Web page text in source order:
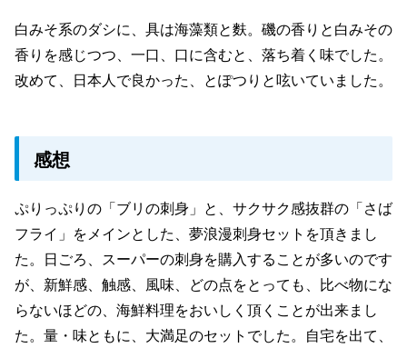
白みそ系のダシに、具は海藻類と麩。磯の香りと白みその
香りを感じつつ、一口、口に含むと、落ち着く味でした。
改めて、日本人で良かった、とぽつりと呟いていました。
感想
ぷりっぷりの「ブリの刺身」と、サクサク感抜群の「さば
フライ」をメインとした、夢浪漫刺身セットを頂きまし
た。日ごろ、スーパーの刺身を購入することが多いのです
が、新鮮感、触感、風味、どの点をとっても、比べ物にな
らないほどの、海鮮料理をおいしく頂くことが出来まし
た。量・味ともに、大満足のセットでした。自宅を出て、